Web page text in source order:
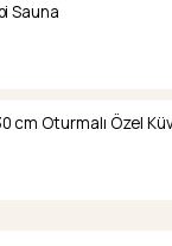
Sauna
cm Oturmalı Özel